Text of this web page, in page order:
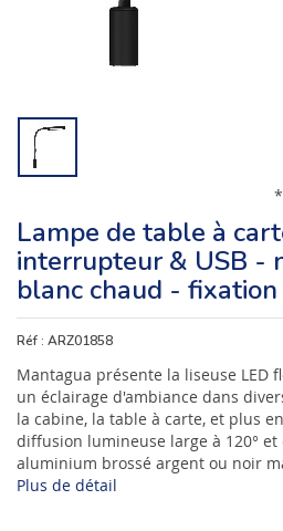
Lampe de table à
interrupteur & USB -
blanc chaud -
Réf : ARZ01858
Mantagua présente la liseuse LED
un éclairage d'ambiance dans
la cabine, la table à carte, et plus
diffusion lumineuse large à 120°
aluminium brossé argent ou noir
Plus de détail